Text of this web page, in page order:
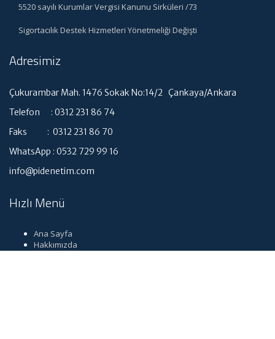
5520 sayılı Kurumlar Vergisi Kanunu Sirküleri /73
Sigortacılık Destek Hizmetleri Yönetmeliği Değişti
Adresimiz
Çukurambar Mah. 1476 Sokak No:14/2 Çankaya/Ankara
Telefon : 0312 231 86 74
Faks : 0312 231 86 70
WhatsApp : 0532 729 99 16
info@pidenetim.com
Hızlı Menü
Ana Sayfa
Hakkımızda